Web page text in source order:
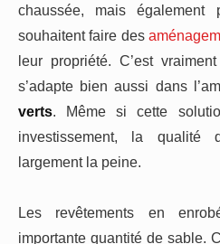
chaussée, mais également
souhaitent faire des
leur propriété. C’est
s’adapte bien aussi dans
verts. Même si cette
investissement, la qualité
largement la peine.
Les revêtements en
importante quantité de sable.